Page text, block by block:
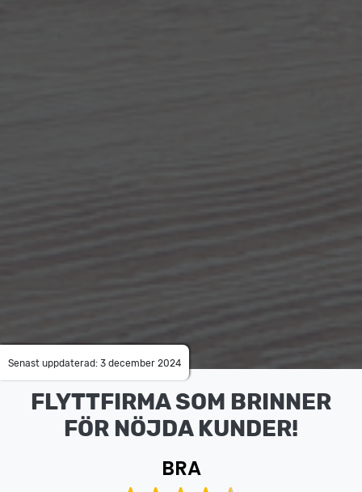
Senast uppdaterad: 3 december 2024
FLYTTFIRMA SOM BRINNER
FÖR NÖJDA KUNDER!
BRA